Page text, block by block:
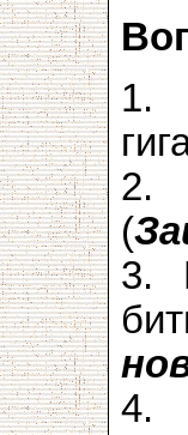
1.
2.
(
3.
4.